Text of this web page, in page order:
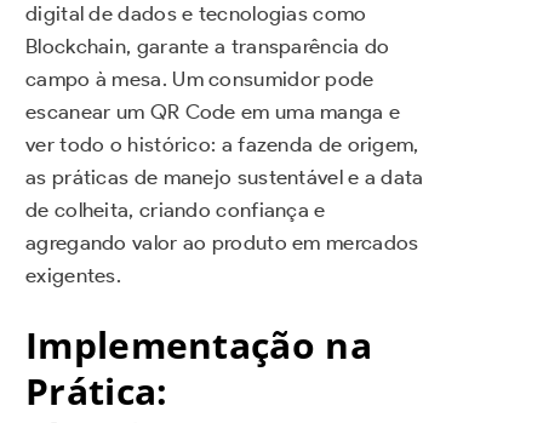
digital de dados e tecnologias como
Blockchain, garante a transparência do
campo à mesa. Um consumidor pode
escanear um QR Code em uma manga e
ver todo o histórico: a fazenda de origem,
as práticas de manejo sustentável e a data
de colheita, criando confiança e
agregando valor ao produto em mercados
exigentes.
Implementação na
Prática: